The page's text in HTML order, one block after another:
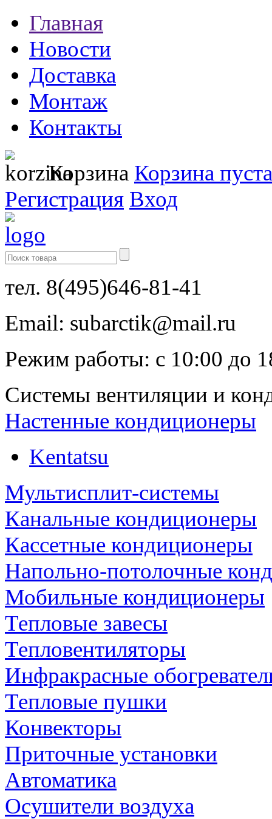
Главная
Новости
Доставка
Монтаж
Контакты
Корзина Корзина пуста
Регистрация Вход
тел. 8(495)646-81-41
Email: subarctik@mail.ru
Режим работы: с 10:00 до
Системы вентиляции и
Настенные кондиционеры
Kentatsu
Мультисплит-системы
Канальные кондиционеры
Кассетные кондиционеры
Напольно-потолочные
Мобильные кондиционеры
Тепловые завесы
Тепловентиляторы
Инфракрасные
Тепловые пушки
Конвекторы
Приточные установки
Автоматика
Осушители воздуха